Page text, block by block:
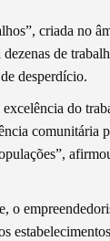
criada no
de
desperdício.
do
comunitária
o